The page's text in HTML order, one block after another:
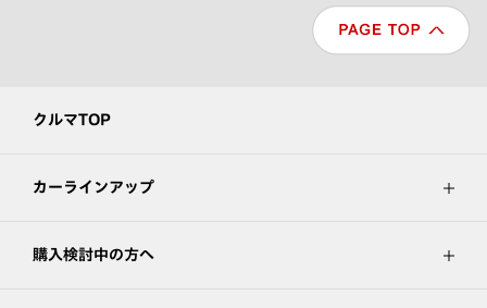
クルマTOP
カーラインアップ
購入検討中の方へ